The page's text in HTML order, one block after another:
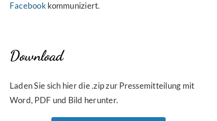
Facebookkommuniziert.
Download
Laden Sie sich hier die .zip zur Pressemitteilung mit
Word, PDF und Bild herunter.